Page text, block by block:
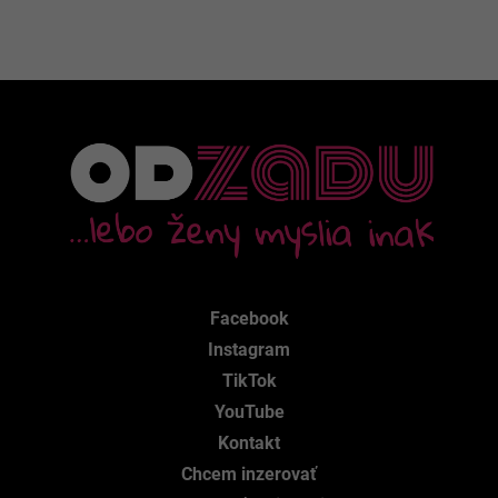
Facebook
Instagram
TikTok
YouTube
Kontakt
Chcem inzerovať